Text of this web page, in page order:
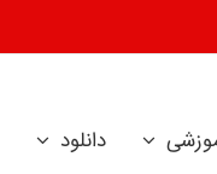
دانلود